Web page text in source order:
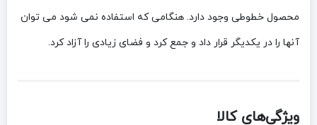
محصول خطوطی وجود دارد. هنگامی که استفاده نمی شود می توان
آنها را در یکدیگر قرار داد و جمع کرد و فضای زیادی را آزاد کرد.
ویژگی‌های کالا